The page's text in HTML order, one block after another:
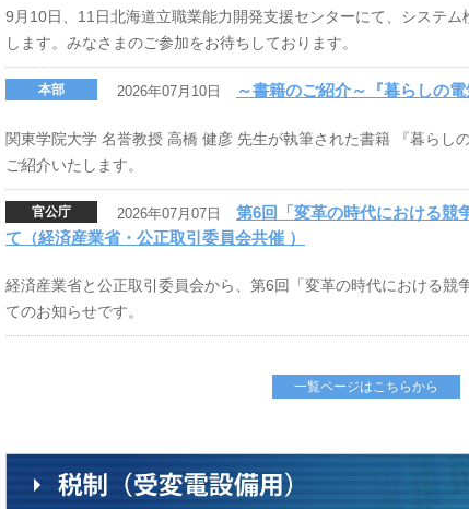
9月10日、11日北海道立職業能力開発支援センターにて、システ
します。みなさまのご参加をお待ちしております。
本部 2026年07月10日 ～書籍のご紹介～『暮らしの電
関東学院大学 名誉教授 高橋 健彦 先生が執筆された書籍 『暮らし
ご紹介いたします。
官公庁 2026年07月07日
第6回「変革の時代における競
て（経済産業省・公正取引委員会共催 ）
経済産業省と公正取引委員会から、第6回「変革の時代における競
てのお知らせです。
一覧ページはこちらから